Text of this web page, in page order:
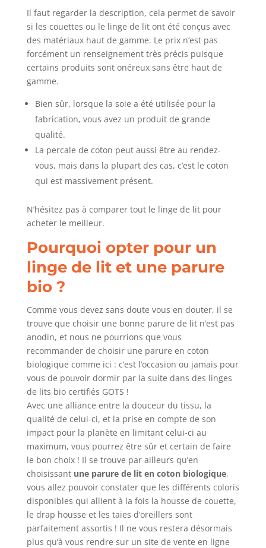
Il faut regarder la description, cela permet de savoir
si les couettes ou le linge de lit ont été conçus avec
des matériaux haut de gamme. Le prix n’est pas
forcément un renseignement très précis puisque
certains produits sont onéreux sans être haut de
gamme.
Bien sûr, lorsque la soie a été utilisée pour la
fabrication, vous avez un produit de grande
qualité.
La percale de coton peut aussi être au rendez-
vous, mais dans la plupart des cas, c’est le coton
qui est massivement présent.
N’hésitez pas à comparer tout le linge de lit pour
acheter le meilleur.
Pourquoi opter pour un
linge de lit et une parure
bio ?
Comme vous devez sans doute vous en douter, il se
trouve que choisir une bonne parure de lit n’est pas
anodin, et nous ne pourrions que vous
recommander de choisir une parure en coton
biologique comme ici : c’est l’occasion ou jamais pour
vous de pouvoir dormir par la suite dans des linges
de lits bio certifiés GOTS !
Avec une alliance entre la douceur du tissu, la
qualité de celui-ci, et la prise en compte de son
impact pour la planète en limitant celui-ci au
maximum, vous pourrez être sûr et certain de faire
le bon choix ! Il se trouve par ailleurs qu’en
choisissant une parure de lit en coton biologique,
vous allez pouvoir constater que les différents coloris
disponibles qui allient à la fois la housse de couette,
le drap housse et les taies d’oreillers sont
parfaitement assortis ! Il ne vous restera désormais
plus qu’à vous rendre sur un site de vente en ligne